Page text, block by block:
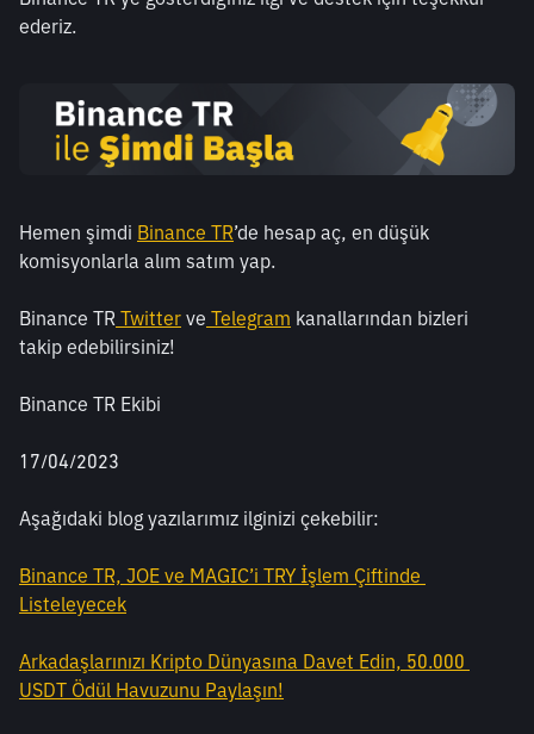
ederiz.
Hemen şimdi Binance TR’de hesap aç, en düşük
komisyonlarla alım satım yap.
Binance TR Twitter ve Telegram kanallarından bizleri
takip edebilirsiniz!
Binance TR Ekibi
17/04/2023
Aşağıdaki blog yazılarımız ilginizi çekebilir:
Binance TR, JOE ve MAGIC’i TRY İşlem Çiftinde
Listeleyecek
Arkadaşlarınızı Kripto Dünyasına Davet Edin, 50.000
USDT Ödül Havuzunu Paylaşın!